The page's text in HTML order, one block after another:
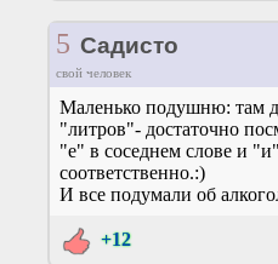
5 Садисто
свой человек
Маленько подушню: там
"литров"- достаточно
"е" в соседнем слове и
соответственно.:)
И все подумали об
+12